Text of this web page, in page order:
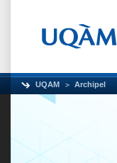
UQAM Archipel